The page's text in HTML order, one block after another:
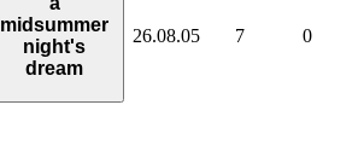
midsummer
night's
dream
26.08.05 7 0